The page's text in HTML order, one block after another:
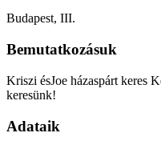
Budapest, III.
Bemutatkozásuk
Kriszi ésJoe házaspárt keres
keresünk!
Adataik